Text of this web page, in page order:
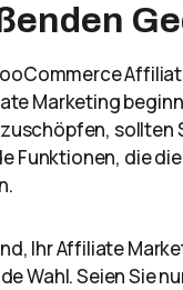
Marketing
sollten
Funktionen, die
Ihr Affiliate
Wahl. Seien Sie